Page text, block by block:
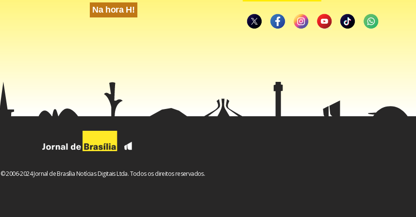
anunciar planos de fiscalização e votação paralelas
Na hora H!
2006-2024 Jornal de Brasília Notícias Digitais Ltda. Todos os direitos reservados.